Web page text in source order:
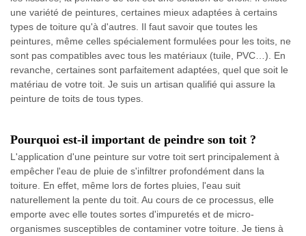
une variété de peintures, certaines mieux adaptées à certains
types de toiture qu'à d'autres. Il faut savoir que toutes les
peintures, même celles spécialement formulées pour les toits, ne
sont pas compatibles avec tous les matériaux (tuile, PVC…). En
revanche, certaines sont parfaitement adaptées, quel que soit le
matériau de votre toit. Je suis un artisan qualifié qui assure la
peinture de toits de tous types.
Pourquoi est-il important de peindre son toit ?
L'application d'une peinture sur votre toit sert principalement à
empêcher l'eau de pluie de s'infiltrer profondément dans la
toiture. En effet, même lors de fortes pluies, l'eau suit
naturellement la pente du toit. Au cours de ce processus, elle
emporte avec elle toutes sortes d'impuretés et de micro-
organismes susceptibles de contaminer votre toiture. Je tiens à